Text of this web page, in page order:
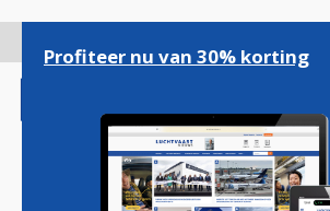
gaan
Profiteer nu van 30% korting